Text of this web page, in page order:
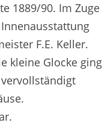
1889/90. Im Zuge
F.E. Keller.
kleine Glocke ging